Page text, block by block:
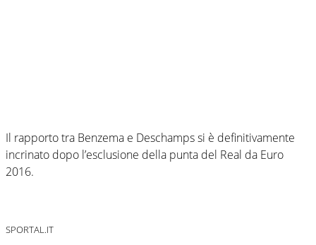
Il rapporto tra Benzema e Deschamps si è definitivamente
incrinato dopo l’esclusione della punta del Real da Euro
2016.
SPORTAL.IT